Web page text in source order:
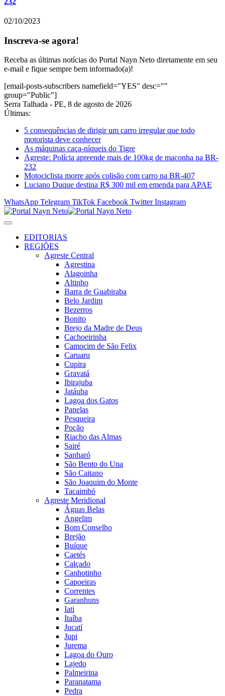
02/10/2023
Inscreva-se agora!
Receba as últimas notícias do Portal Nayn Neto diretamente em seu
e-mail e fique sempre bem informado(a)!
[email-posts-subscribers namefield="YES" desc=""
group="Public"]
Serra Talhada - PE, 8 de agosto de 2026
Últimas:
5 consequências de dirigir um carro irregular que todo
motorista deve conhecer
As máquinas caça-níqueis do Tigre
Agreste: Polícia apreende mais de 100kg de maconha na BR-
232
Motociclista morre após colisão com carro na BR-407
Luciano Duque destina R$ 300 mil em emenda para APAE
WhatsApp Telegram TikTok Facebook Twitter Instagram
EDITORIAS
REGIÕES
Agreste Central
Agrestina
Alagoinha
Altinho
Barra de Guabiraba
Belo Jardim
Bezerros
Bonito
Brejo da Madre de Deus
Cachoeirinha
Camocim de São Felix
Caruaru
Cupira
Gravatá
Ibirajuba
Jatáuba
Lagoa dos Gatos
Panelas
Pesqueira
Poção
Riacho das Almas
Sairé
Sanharó
São Bento do Una
São Caitano
São Joaquim do Monte
Tacaimbó
Agreste Meridional
Águas Belas
Angelim
Bom Conselho
Brejão
Buíque
Caetés
Calçado
Canhotinho
Capoeiras
Correntes
Garanhuns
Iati
Itaíba
Jucatí
Jupi
Jurema
Lagoa do Ouro
Lajedo
Palmeirina
Paranatama
Pedra